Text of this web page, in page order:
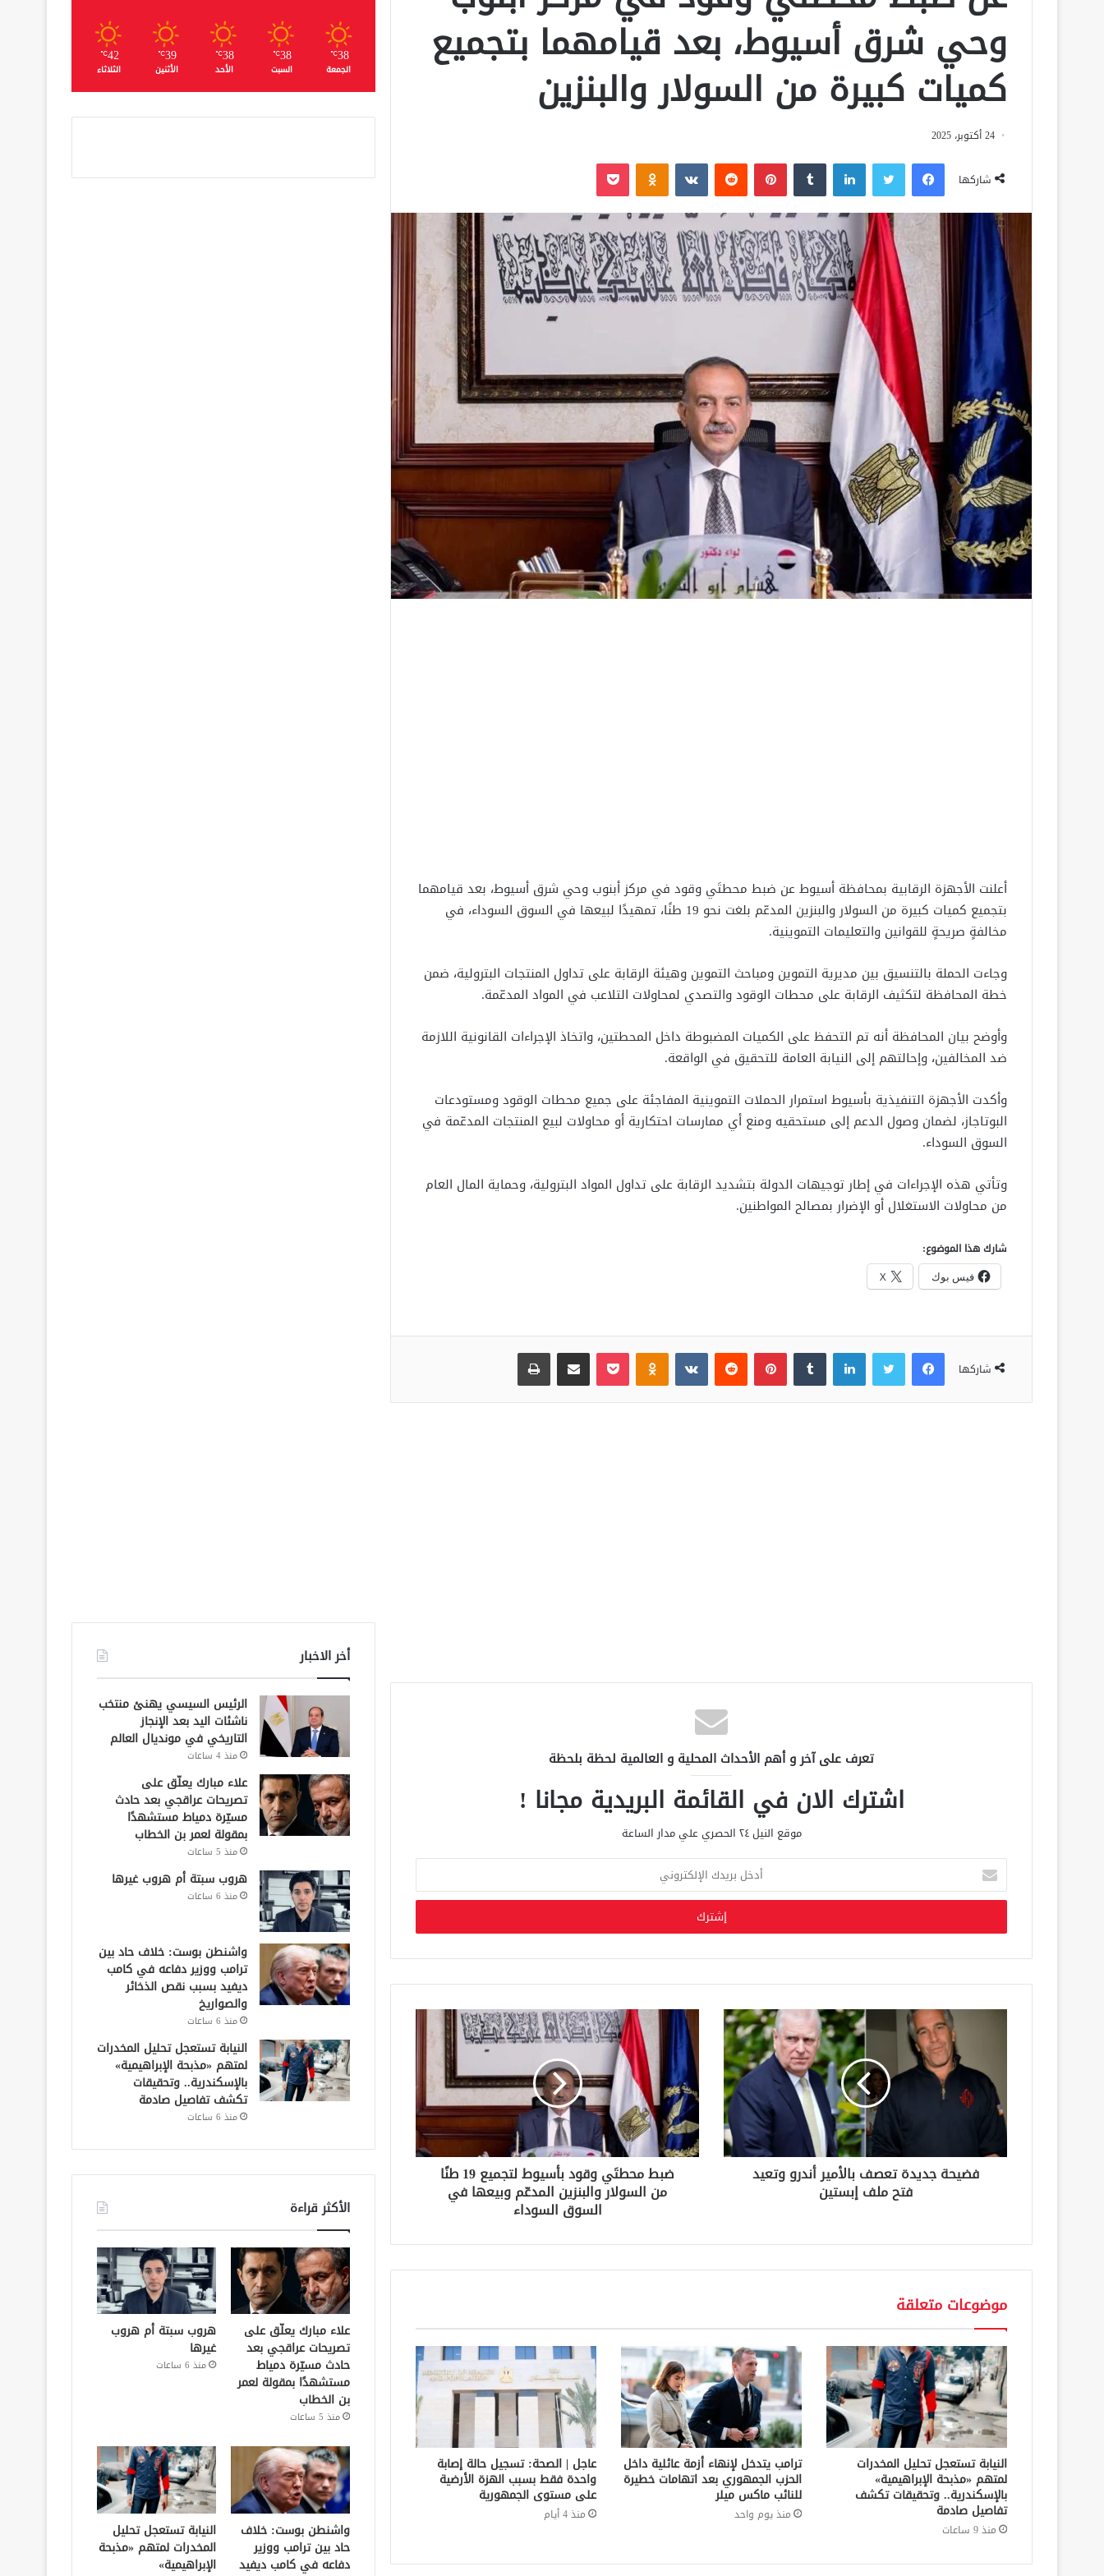
وحي شرق أسيوط، بعد قيامهما بتجميع
كميات كبيرة من السولار والبنزين
24 أكتوبر، 2025
شاركها
فيسبوك لينكدإن بينتيريست
أعلنت الأجهزة الرقابية بمحافظة أسيوط عن ضبط محطتَي وقود في مركز أبنوب وحي شرق أسيوط، بعد قيامهما
بتجميع كميات كبيرة من السولار والبنزين المدعّم بلغت نحو 19 طنًا، تمهيدًا لبيعها في السوق السوداء، في
مخالفةٍ صريحةٍ للقوانين والتعليمات التموينية.
وجاءت الحملة بالتنسيق بين مديرية التموين ومباحث التموين وهيئة الرقابة على تداول المنتجات البترولية، ضمن
خطة المحافظة لتكثيف الرقابة على محطات الوقود والتصدي لمحاولات التلاعب في المواد المدعّمة.
وأوضح بيان المحافظة أنه تم التحفظ على الكميات المضبوطة داخل المحطتين، واتخاذ الإجراءات القانونية اللازمة
ضد المخالفين، وإحالتهم إلى النيابة العامة للتحقيق في الواقعة.
وأكدت الأجهزة التنفيذية بأسيوط استمرار الحملات التموينية المفاجئة على جميع محطات الوقود ومستودعات
البوتاجاز، لضمان وصول الدعم إلى مستحقيه ومنع أي ممارسات احتكارية أو محاولات لبيع المنتجات المدعّمة في
السوق السوداء.
وتأتي هذه الإجراءات في إطار توجيهات الدولة بتشديد الرقابة على تداول المواد البترولية، وحماية المال العام
من محاولات الاستغلال أو الإضرار بمصالح المواطنين.
شارك هذا الموضوع:
فيس بوك X
شاركها
فيسبوك لينكدإن بينتيريست بوكيت
تعرف على آخر و أهم الأحداث المحلية و العالمية لحظة بلحظة
اشترك الان في القائمة البريدية مجانا !
موقع النيل ٢٤ الحصري علي مدار الساعة
خ
ب
د
ك
ت
ر
و
ن
فضيحة جديدة تعصف بالأمير أندرو وتعيد
فتح ملف إبستين
ضبط محطتَي وقود بأسيوط لتجميع 19 طنًا
من السولار والبنزين المدعّم وبيعها في
السوق السوداء
موضوعات متعلقة
النيابة تستعجل تحليل المخدرات
لمتهم «مذبحة الإبراهيمية»
بالإسكندرية.. وتحقيقات تكشف
تفاصيل صادمة
منذ 9 ساعات
ترامب يتدخل لإنهاء أزمة عائلية داخل
الحزب الجمهوري بعد اتهامات خطيرة
للنائب ماكس ميلر
منذ يوم واحد
عاجل | الصحة: تسجيل حالة إصابة
واحدة فقط بسبب الهزة الأرضية
على مستوى الجمهورية
منذ 4 أيام
38
℃
الجمعة
38
℃
السبت
38
℃
الأحد
39
℃
الأثنين
42
℃
الثلاثاء
أخر الاخبار
الرئيس السيسي يهنئ منتخب
ناشئات اليد بعد الإنجاز
التاريخي في مونديال العالم
منذ 4 ساعات
علاء مبارك يعلّق على
تصريحات عراقجي بعد حادث
مسيّرة دمياط مستشهدًا
بمقولة لعمر بن الخطاب
منذ 5 ساعات
هروب سبتة أم هروب غيرها
منذ 6 ساعات
واشنطن بوست: خلاف حاد بين
ترامب ووزير دفاعه في كامب
ديفيد بسبب نقص الذخائر
والصواريخ
منذ 6 ساعات
النيابة تستعجل تحليل المخدرات
لمتهم «مذبحة الإبراهيمية»
بالإسكندرية.. وتحقيقات
تكشف تفاصيل صادمة
منذ 6 ساعات
الأكثر قراءة
علاء مبارك يعلّق على
تصريحات عراقجي بعد
حادث مسيّرة دمياط
مستشهدًا بمقولة لعمر
بن الخطاب
منذ 5 ساعات
هروب سبتة أم هروب
غيرها
منذ 6 ساعات
واشنطن بوست: خلاف
حاد بين ترامب ووزير
دفاعه في كامب ديفيد
النيابة تستعجل تحليل
المخدرات لمتهم «مذبحة
الإبراهيمية»